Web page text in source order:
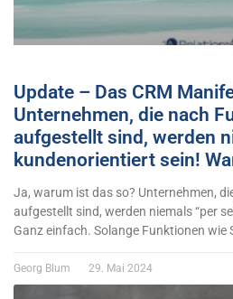
Update – Das CRM
Unternehmen, die nach
aufgestellt sind, werden
kundenorientiert sein!
Ja, warum ist das so? Unternehmen,
aufgestellt sind, werden niemals “per
Ganz einfach. Solange Funktionen wie
Georg Blum 29. Mai 2024